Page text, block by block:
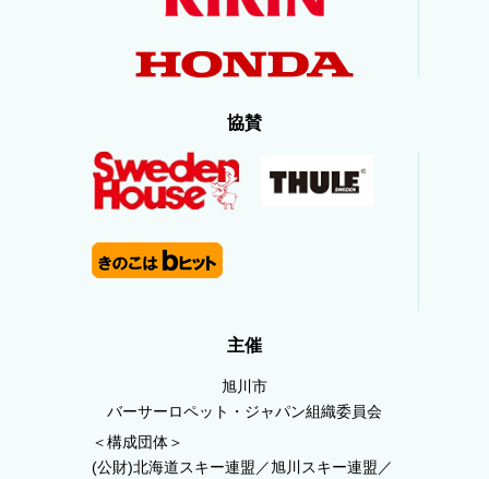
協賛
主催
旭川市
バーサーロペット・ジャパン組織委員会
＜構成団体＞
(公財)北海道スキー連盟／旭川スキー連盟／